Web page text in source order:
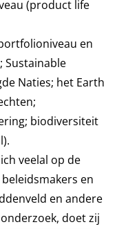
(product life
en
Sustainable
Naties; het Earth
biodiversiteit
veelal op de
en
en andere
doet zij